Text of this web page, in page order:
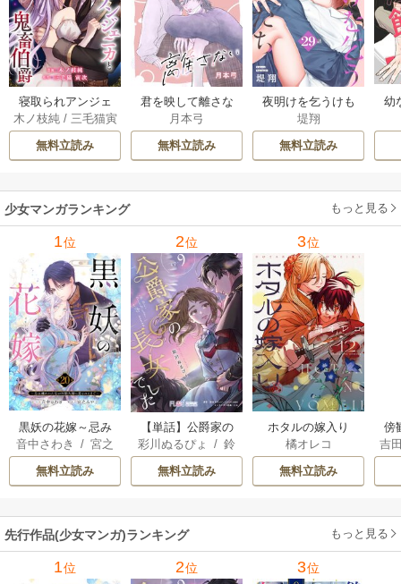
寝取られアンジェ
ニカと鬼畜伯爵
［ばら売り］ 14巻
木ノ枝純/ 三毛猫寅
次
無料立読み
君を映して離さな
い[ばら売り] 25巻
月本弓
無料立読み
夜明けを乞うけも
のたち[ばら売り] 2
8-29巻
堤翔
無料立読み
幼
少女マンガランキング もっと見る
1位
黒妖の花嫁～忌み
嫌われた私が冷酷
大尉に愛されるま
で～
音中さわき /宮之
みやこ
無料立読み
2位
【単話】公爵家の
長女でした
彩川ぬるぴょ /鈴
音さや /
無料立読み
3位
ホタルの嫁入り
橘オレコ
無料立読み
傍
吉
先行作品(少女マンガ)ランキング もっと見る
1位 2位 3位